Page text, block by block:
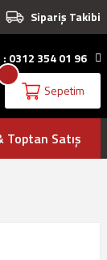
Sipariş Takibi
0312 354 01 96
Sepetim
Toptan Satış